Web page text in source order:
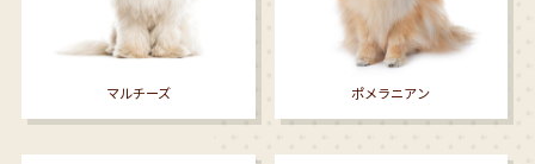
マルチーズ ポメラニアン